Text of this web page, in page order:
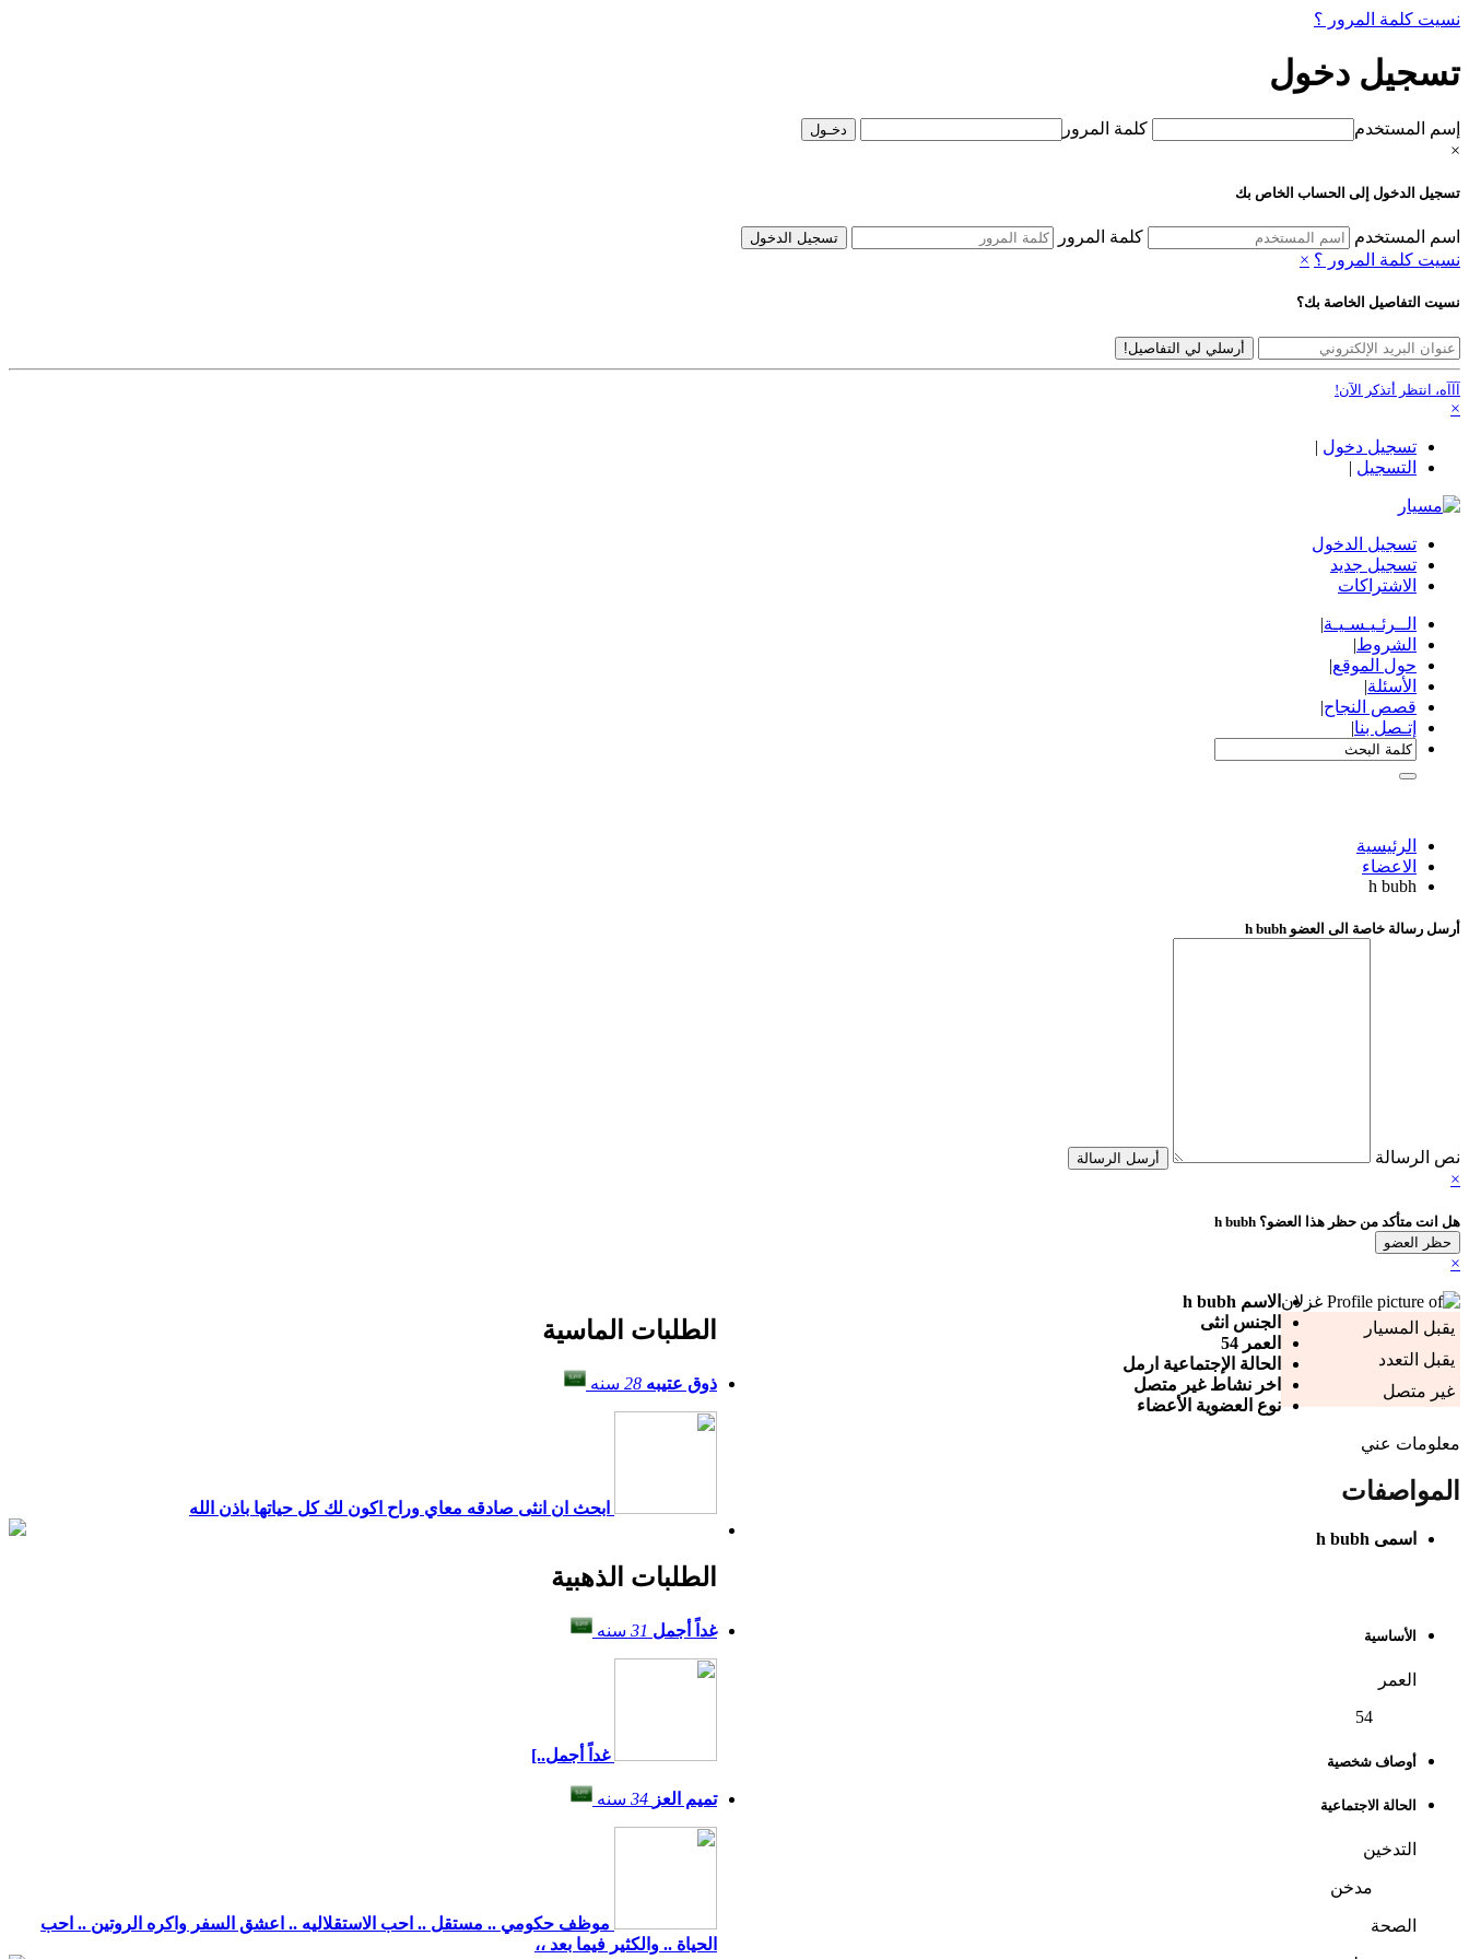
نسيت كلمة المرور ؟
تسجيل دخول
إسم المستخدم
كلمة المرور
×
تسجيل الدخول إلى الحساب الخاص بك
اسم المستخدم كلمة المرور تسجيل الدخول
نسيت كلمة المرور ؟ ×
نسيت التفاصيل الخاصة بك؟
أرسلي لي التفاصيل!
آآآه، انتظر أتذكر الآن!
×
تسجيل دخول |
التسجيل |
تسجيل الدخول
تسجيل جديد
الاشتراكات
الــرئـيـسـيـة|
الشروط|
حول الموقع|
الأسئلة|
قصص النجاح|
إتـصل بنا|
الرئيسية
الاعضاء
h bubh
أرسل رسالة خاصة الى العضو h bubh
نص الرسالة أرسل الرسالة
×
هل انت متأكد من حظر هذا العضو؟ h bubh
حظر العضو
×
يقبل المسيار
يقبل التعدد
غير متصل
الاسم h bubh
الجنس انثى
العمر 54
الحالة الإجتماعية ارمل
اخر نشاط غير متصل
نوع العضوية الأعضاء
معلومات عني
المواصفات
اسمى h bubh
الأساسية
العمر
54
أوصاف شخصية
الحالة الاجتماعية
التدخين
مدخن
الصحة
الطلبات الماسية
ذوق عتيبه 28 سنه
ابحث ان انثى صادقه معاي وراح اكون لك كل حياتها باذن الله
الطلبات الذهبية
غداً أجمل 31 سنه
غداً أجمل..]
تميم العز 34 سنه
موظف حكومي .. مستقل .. احب الاستقلاليه .. اعشق السفر واكره الروتين .. احب
الحياة .. والكثير فيما بعد ،،